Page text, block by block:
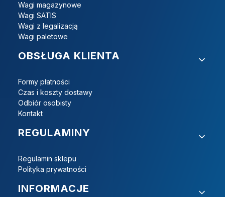
Wagi magazynowe
Wagi SATIS
Wagi z legalizacją
Wagi paletowe
OBSŁUGA KLIENTA
Formy płatności
Czas i koszty dostawy
Odbiór osobisty
Kontakt
REGULAMINY
Regulamin sklepu
Polityka prywatności
INFORMACJE